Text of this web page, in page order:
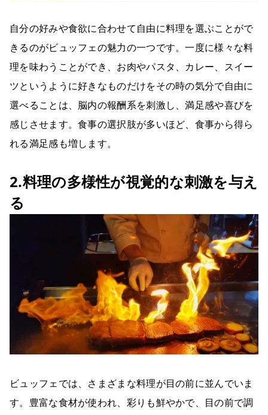
自分の好みや食欲に合わせて自由に料理を選ぶことがで
きるのがビュッフェの魅力の一つです。一度に様々な料
理を味わうことができ、お肉やパスタ、カレー、スイー
ツというように好きなものだけをその時の気分で自由に
選べることは、脳内の報酬系を刺激し、満足感や喜びを
感じさせます。食事の選択肢が多いほど、食事から得ら
れる満足感も増します。
2.料理の多様性が視覚的な刺激を与え
る
ビュッフェでは、さまざまな料理が目の前に並んでいま
す。豊富な食材が使われ、彩りも鮮やかで、目の前で調